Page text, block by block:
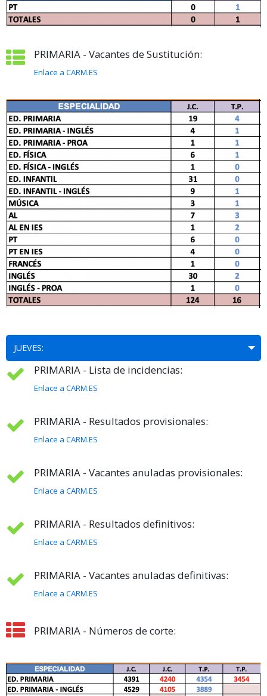
PRIMARIA - Vacantes de Sustitución:
Enlace a CARM.ES
JUEVES:
PRIMARIA - Lista de incidencias:
Enlace a CARM.ES
PRIMARIA - Resultados provisionales:
Enlace a CARM.ES
PRIMARIA - Vacantes anuladas provisionales:
Enlace a CARM.ES
PRIMARIA - Resultados definitivos:
Enlace a CARM.ES
PRIMARIA - Vacantes anuladas definitivas:
Enlace a CARM.ES
PRIMARIA - Números de corte: